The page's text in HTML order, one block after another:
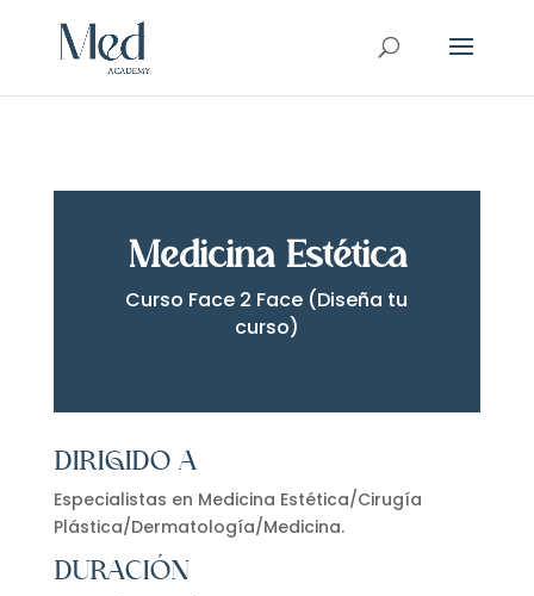
Medicina Estética
Curso Face 2 Face (Diseña tu
curso)
DIRIGIDO A
Especialistas en Medicina Estética/Cirugía
Plástica/Dermatología/Medicina.
DURACIÓN